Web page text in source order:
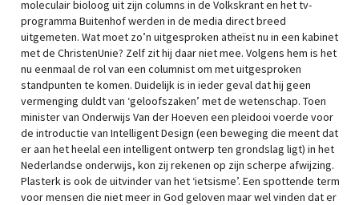
moleculair bioloog uit zijn columns in de Volkskrant en het tv-
programma Buitenhof werden in de media direct breed
uitgemeten. Wat moet zo’n uitgesproken atheïst nu in een kabinet
met de ChristenUnie? Zelf zit hij daar niet mee. Volgens hem is het
nu eenmaal de rol van een columnist om met uitgesproken
standpunten te komen. Duidelijk is in ieder geval dat hij geen
vermenging duldt van ‘geloofszaken’ met de wetenschap. Toen
minister van Onderwijs Van der Hoeven een pleidooi voerde voor
de introductie van Intelligent Design (een beweging die meent dat
er aan het heelal een intelligent ontwerp ten grondslag ligt) in het
Nederlandse onderwijs, kon zij rekenen op zijn scherpe afwijzing.
Plasterk is ook de uitvinder van het ‘ietsisme’. Een spottende term
voor mensen die niet meer in God geloven maar wel vinden dat er